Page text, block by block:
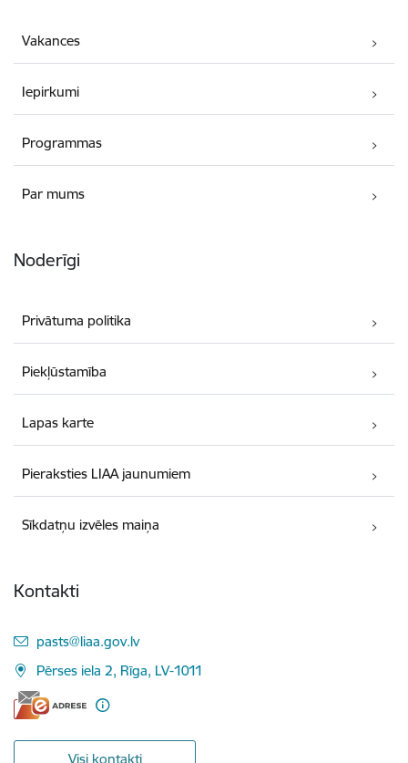
Vakances
Iepirkumi
Programmas
Par mums
Noderīgi
Privātuma politika
Piekļūstamība
Lapas karte
Pieraksties LIAA jaunumiem
Sīkdatņu izvēles maiņa
Kontakti
E-pasts:
pasts@liaa.gov.lv
Pērses iela 2, Rīga, LV-1011
Visi kontakti